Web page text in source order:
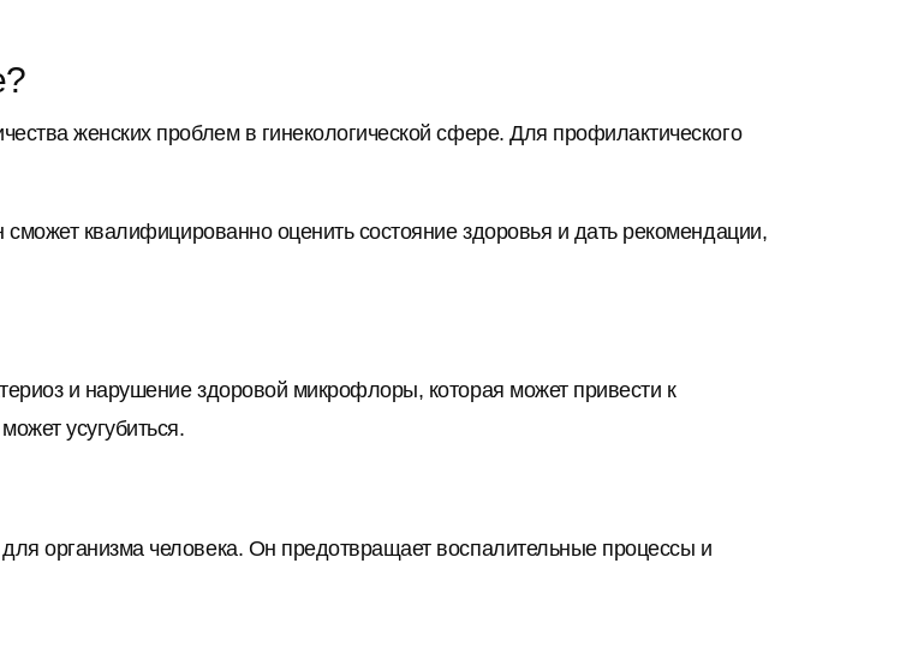
женских проблем в гинекологической сфере. Для профилактического
квалифицированно оценить состояние здоровья и дать рекомендации,
и нарушение здоровой микрофлоры, которая может привести к
усугубиться.
организма человека. Он предотвращает воспалительные процессы и